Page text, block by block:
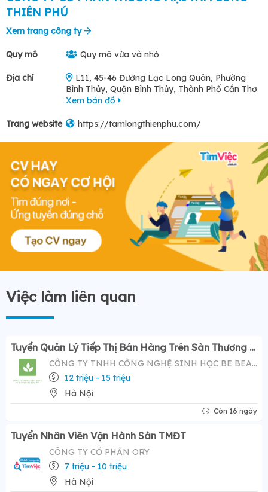
THIÊN PHÚ
Xem trang công ty
Quy mô Quy mô vừa và nhỏ
Địa chỉ
L11, 45-46 Đường Lạc Long Quân, Phường
Bình Thủy, Quận Bình Thủy, Thành Phố Cần Thơ
Xem bản đồ
Trang website https://tamlongthienphu.com/
Việc làm liên quan
Tuyển Quản Lý Tiếp Thị Bán Hàng Trên Sàn Thương Mại Điện Tử ( Tiktok Shop)- Mức Lương Hấp Dẫn 12-20 Triệu
CÔNG TY TNHH CÔNG NGHỆ SINH HỌC BE BEAUTY
12 triệu - 15 triệu
Hà Nội
Còn 16 ngày
Tuyển Nhân Viên Vận Hành Sàn TMĐT
CÔNG TY CỔ PHẦN ORY
7 triệu - 10 triệu
Hà Nội